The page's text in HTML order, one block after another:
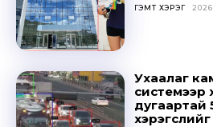
ГЭМТ ХЭРЭГ
Ухаалаг
системээр
дугаартай